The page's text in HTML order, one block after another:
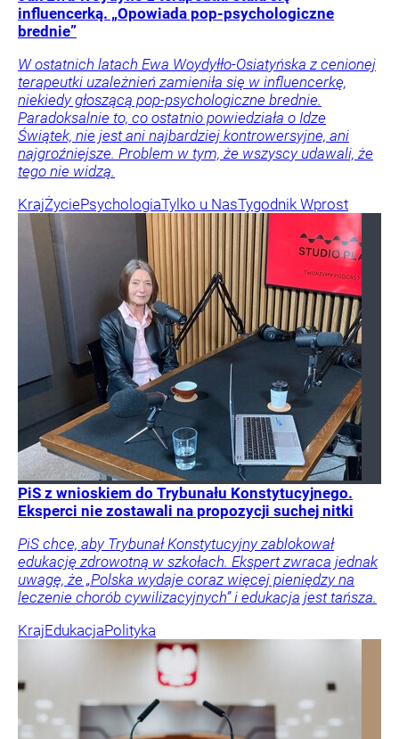
influencerką. „Opowiada pop-psychologiczne
brednie”
W ostatnich latach Ewa Woydyłło-Osiatyńska z cenionej
terapeutki uzależnień zamieniła się w influencerkę,
niekiedy głoszącą pop-psychologiczne brednie.
Paradoksalnie to, co ostatnio powiedziała o Idze
Świątek, nie jest ani najbardziej kontrowersyjne, ani
najgroźniejsze. Problem w tym, że wszyscy udawali, że
tego nie widzą.
KrajŻyciePsychologiaTylko u NasTygodnik Wprost
PiS z wnioskiem do Trybunału Konstytucyjnego.
Eksperci nie zostawali na propozycji suchej nitki
PiS chce, aby Trybunał Konstytucyjny zablokował
edukację zdrowotną w szkołach. Ekspert zwraca jednak
uwagę, że „Polska wydaje coraz więcej pieniędzy na
leczenie chorób cywilizacyjnych” i edukacja jest tańsza.
KrajEdukacjaPolityka